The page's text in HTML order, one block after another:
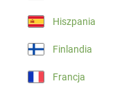
Hiszpania
Finlandia
Francja